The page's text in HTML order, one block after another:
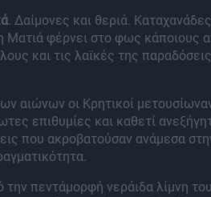
. Δαίμονες και θεριά.
Ματιά φέρνει στο φως κάποιους
και τις λαϊκές της
αιώνων οι Κρητικοί
επιθυμίες και καθετί
που ακροβατούσαν ανάμεσα
την πεντάμορφή νεράιδα λίμνη